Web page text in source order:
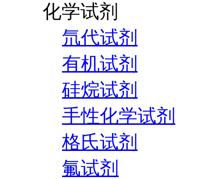
化学试剂
氘代试剂
有机试剂
硅烷试剂
手性化学试剂
格氏试剂
氟试剂